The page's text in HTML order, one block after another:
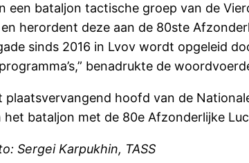
bataljon tactische groep van de
herordent deze aan de 80ste
sinds 2016 in Lvov wordt opgeleid
benadrukte de
hoofd van de
bataljon met de 80e Afzonderlijke
Sergei Karpukhin, TASS